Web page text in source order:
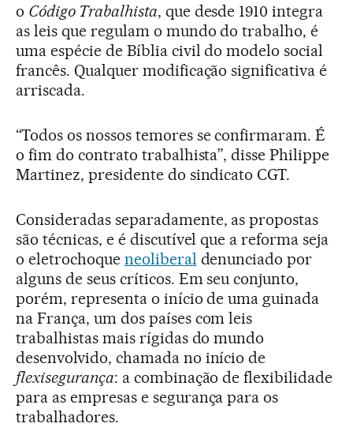
o Código Trabalhista, que desde 1910 integra
as leis que regulam o mundo do trabalho, é
uma espécie de Bíblia civil do modelo social
francês. Qualquer modificação significativa é
arriscada.
“Todos os nossos temores se confirmaram. É
o fim do contrato trabalhista”, disse Philippe
Martinez, presidente do sindicato CGT.
Consideradas separadamente, as propostas
são técnicas, e é discutível que a reforma seja
o eletrochoque neoliberal denunciado por
alguns de seus críticos. Em seu conjunto,
porém, representa o início de uma guinada
na França, um dos países com leis
trabalhistas mais rígidas do mundo
desenvolvido, chamada no início de
flexisegurança: a combinação de flexibilidade
para as empresas e segurança para os
trabalhadores.